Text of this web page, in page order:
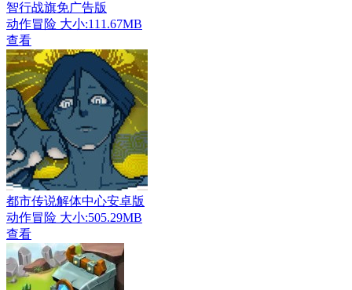
智行战旗免广告版
动作冒险 大小:111.67MB
查看
都市传说解体中心安卓版
动作冒险 大小:505.29MB
查看